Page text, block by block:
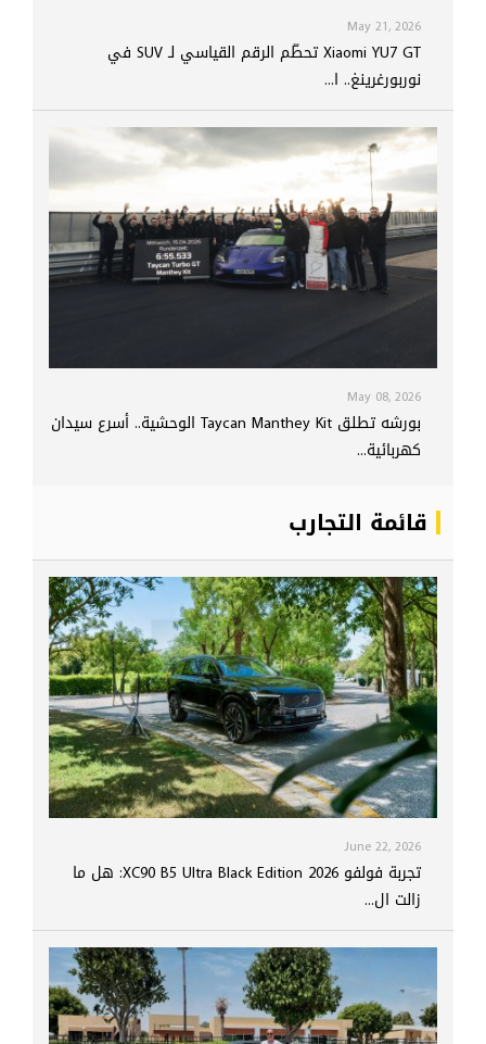
May 21, 2026
Xiaomi YU7 GT تحطّم الرقم القياسي لـ SUV في
نوربورغرينغ.. ا...
May 08, 2026
بورشه تطلق Taycan Manthey Kit الوحشية.. أسرع سيدان
كهربائية...
قائمة التجارب
June 22, 2026
تجربة فولفو XC90 B5 Ultra Black Edition 2026: هل ما
زالت ال...